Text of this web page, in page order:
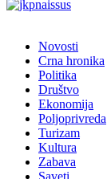
Novosti
Crna hronika
Politika
Društvo
Ekonomija
Poljoprivreda
Turizam
Kultura
Zabava
Saveti